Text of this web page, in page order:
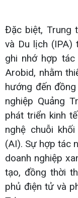
Đặc biệt, Trung
và Du lịch (IPA)
ghi nhớ hợp tác
Arobid, nhằm
hướng đến
nghiệp Quảng
phát triển kinh
nghệ chuỗi
(AI). Sự hợp tác
doanh nghiệp
tạo, đồng thời
phủ điện tử và